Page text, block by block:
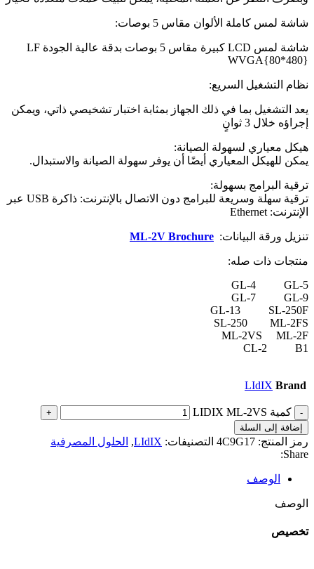
شاشة لمس كاملة الألوان مقاس 5 بوصات:
شاشة لمس LCD كبيرة مقاس 5 بوصات بدقة عالية الجودة LF
WVGA{80*480}
نظام التشغيل السريع:
يعد التشغيل بما في ذلك الجهاز بمثابة اختبار تشخيصي ذاتي، ويمكن
إجراؤه خلال 3 ثوانٍ
هيكل معياري لسهولة الصيانة:
يمكن للهيكل المعياري أيضًا أن يوفر سهولة الصيانة والاستبدال.
ترقية البرامج بسهولة:
ترقية سهلة وسريعة للبرامج دون الاتصال بالإنترنت: ذاكرة USB عبر
الإنترنت: Ethernet
تنزيل ورقة البيانات: ML-2V Brochure
منتجات ذات صله:
GL-4 GL-5
GL-7 GL-9
GL-13 SL-250F
SL-250 ML-2FS
ML-2VS ML-2F
CL-2 B1
Brand
LIdIX
كمية LIDIX ML-2VS
إضافة إلى السلة
رمز المنتج: 4C9G17 التصنيفات: LIdIX
, الحلول المصرفية
Share:
الوصف
الوصف
تخصيص